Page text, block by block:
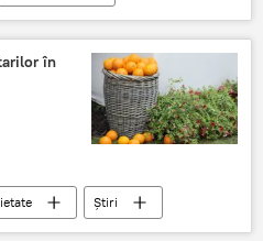
părinți
în
Știri